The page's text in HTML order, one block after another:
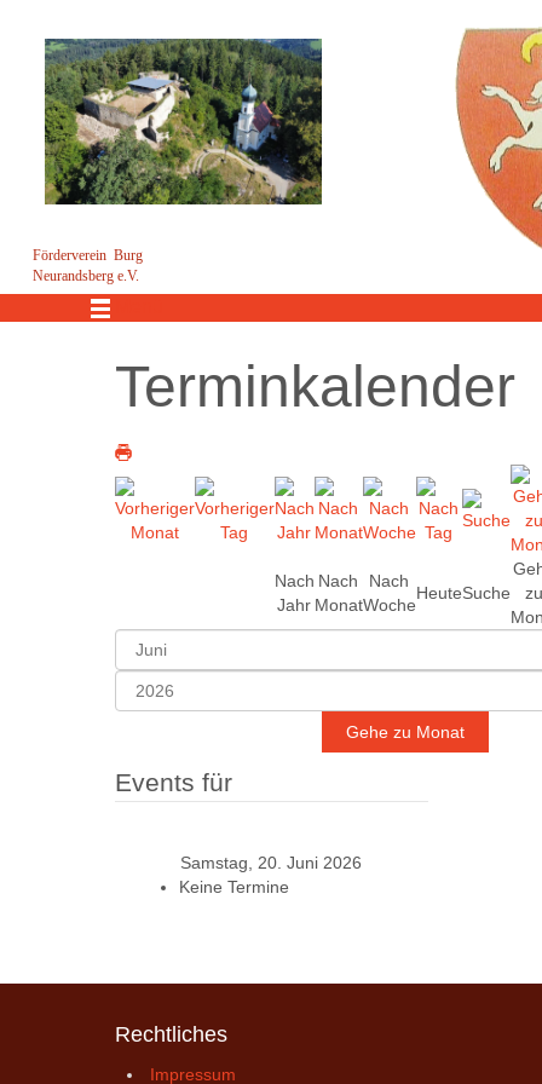
Förderverein Burg
Neurandsberg e.V.
Terminkalender
Nach
Jahr
Nach
Monat
Nach
Woche
HeuteSuche
zu
Gehe zu Monat
Events für
Samstag, 20. Juni 2026
Keine Termine
Rechtliches
Impressum